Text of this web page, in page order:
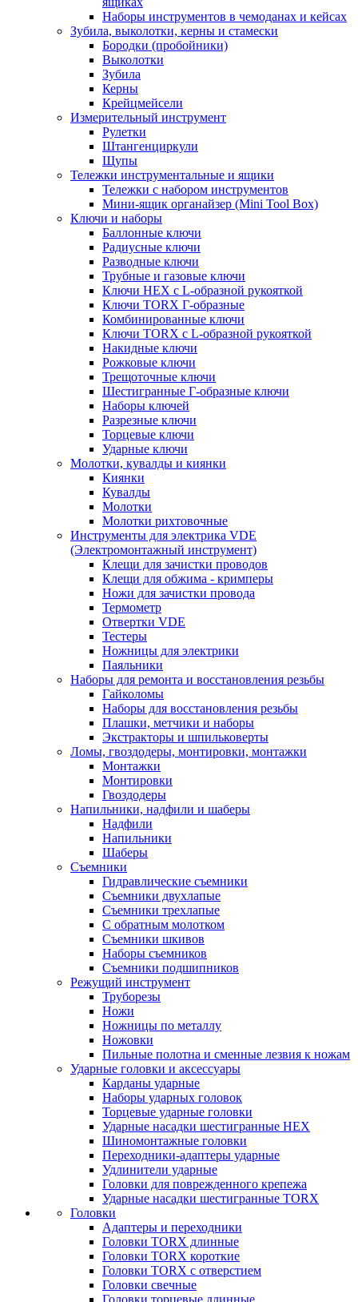
Наборы инструментов в чемоданах и кейсах
Зубила, выколотки, керны и стамески
Бородки (пробойники)
Выколотки
Зубила
Керны
Крейцмейсели
Измерительный инструмент
Рулетки
Штангенциркули
Щупы
Тележки инструментальные и ящики
Тележки с набором инструментов
Мини-ящик органайзер (Mini Tool Box)
Ключи и наборы
Баллонные ключи
Радиусные ключи
Разводные ключи
Трубные и газовые ключи
Ключи HEX с L-образной рукояткой
Ключи TORX Г-образные
Комбинированные ключи
Ключи TORX с L-образной рукояткой
Накидные ключи
Рожковые ключи
Трещоточные ключи
Шестигранные Г-образные ключи
Наборы ключей
Разрезные ключи
Торцевые ключи
Ударные ключи
Молотки, кувалды и киянки
Киянки
Кувалды
Молотки
Молотки рихтовочные
Инструменты для электрика VDE
(Электромонтажный инструмент)
Клещи для зачистки проводов
Клещи для обжима - кримперы
Ножи для зачистки провода
Термометр
Отвертки VDE
Тестеры
Ножницы для электрики
Паяльники
Наборы для ремонта и восстановления резьбы
Гайколомы
Наборы для восстановления резьбы
Плашки, метчики и наборы
Экстракторы и шпильковерты
Ломы, гвоздодеры, монтировки, монтажки
Монтажки
Монтировки
Гвоздодеры
Напильники, надфили и шаберы
Надфили
Напильники
Шаберы
Съемники
Гидравлические съемники
Съемники двухлапые
Съемники трехлапые
С обратным молотком
Съемники шкивов
Наборы съемников
Съемники подшипников
Режущий инструмент
Труборезы
Ножи
Ножницы по металлу
Ножовки
Пильные полотна и сменные лезвия к ножам
Ударные головки и аксессуары
Карданы ударные
Наборы ударных головок
Торцевые ударные головки
Ударные насадки шестигранные HEX
Шиномонтажные головки
Переходники-адаптеры ударные
Удлинители ударные
Головки для поврежденного крепежа
Ударные насадки шестигранные TORX
Головки
Адаптеры и переходники
Головки TORX длинные
Головки TORX короткие
Головки TORX с отверстием
Головки свечные
Головки торцевые длинные